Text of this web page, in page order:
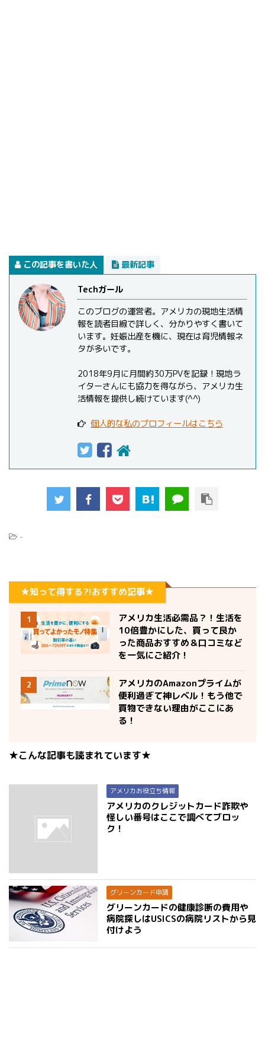
この記事を書いた人 最新記事
Techガール
このブログの運営者。アメリカの現地生活情
報を読者目線で詳しく、分かりやすく書いて
います。妊娠出産を機に、現在は育児情報ネ
タが多いです。
2018年9月に月間約30万PVを記録！現地ラ
イターさんにも協力を得ながら、アメリカ生
活情報を提供し続けています(^^)
個人的な私のプロフィールはこちら
-
★知って得する?!おすすめ記事★
1
アメリカ生活必需品？！生活を
10倍豊かにした、買って良か
った商品おすすめ＆口コミなど
を一気にご紹介！
2
アメリカのAmazonプライムが
便利過ぎて神レベル！もう他で
買物できない理由がここにあ
る！
★こんな記事も読まれています★
アメリカお役立ち情報
アメリカのクレジットカード詐欺や
怪しい番号はここで調べてブロッ
ク！
グリーンカード申請
グリーンカードの健康診断の費用や
病院探しはUSICSの病院リストから見
付けよう